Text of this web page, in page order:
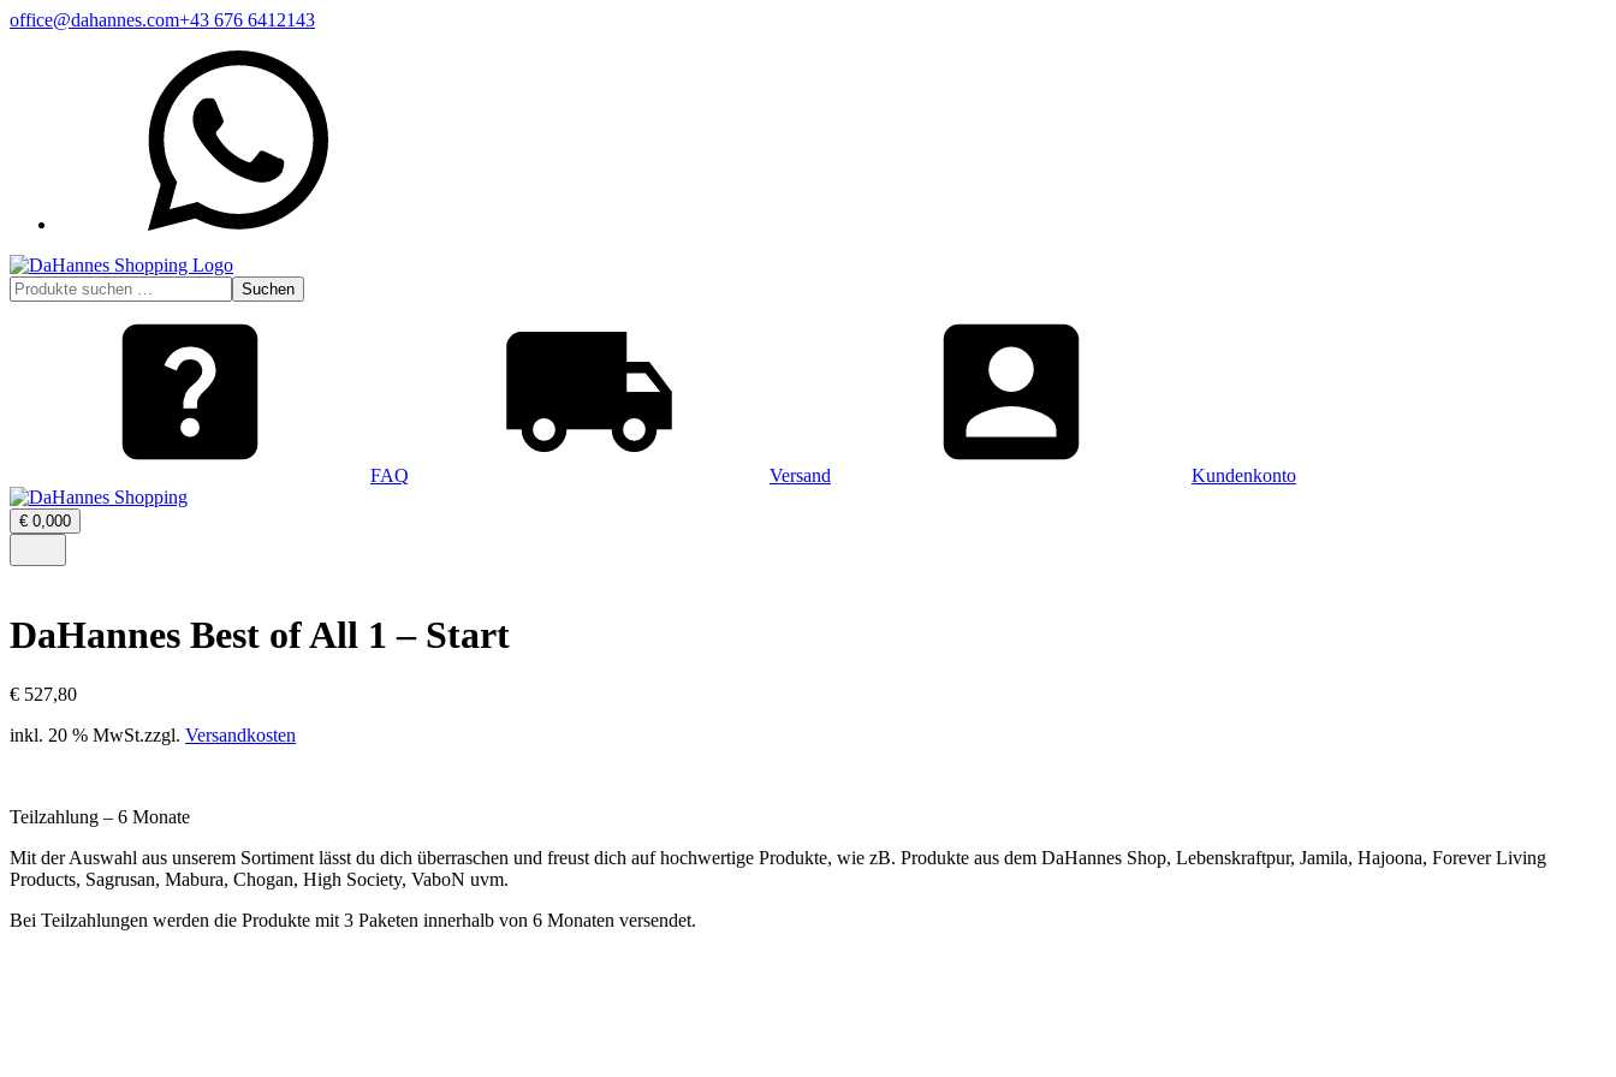
Zum
office@dahannes.com+43 676 6412143
Suchen
nach:
Suchen
FAQ Versand Kundenkonto
€ 0,000Warenkorb
öffnen
€0,00
Menü
DaHannes Best of All 1 – Start
€ 527,80
inkl. 20 % MwSt.zzgl. Versandkosten
Teilzahlung – 6 Monate
Mit der Auswahl aus unserem Sortiment lässt du dich überraschen und freust dich auf hochwertige Produkte, wie zB. Produkte aus dem DaHannes Shop, Lebenskraftpur, Jamila, Hajoona, Forever Living
Products, Sagrusan, Mabura, Chogan, High Society, VaboN uvm.
Bei Teilzahlungen werden die Produkte mit 3 Paketen innerhalb von 6 Monaten versendet.